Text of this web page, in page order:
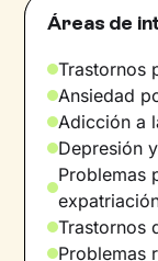
Áreas de
Trastornos
Ansiedad
Adicción a
Depresión
Problemas
Trastornos
Problemas